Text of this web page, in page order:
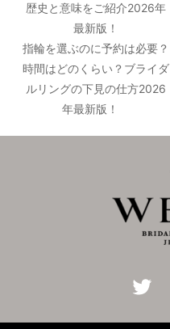
歴史と意味をご紹介2026年
最新版！
指輪を選ぶのに予約は必要？
時間はどのくらい？ブライダ
ルリングの下見の仕方2026
年最新版！